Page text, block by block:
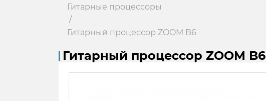
Гитарные процессоры
/
Гитарный процессор ZOOM B6
Гитарный процессор ZOOM B6